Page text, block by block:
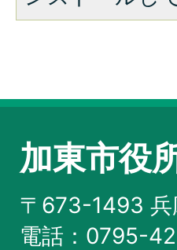
加東市役
〒673-1493 兵
電話：0795-